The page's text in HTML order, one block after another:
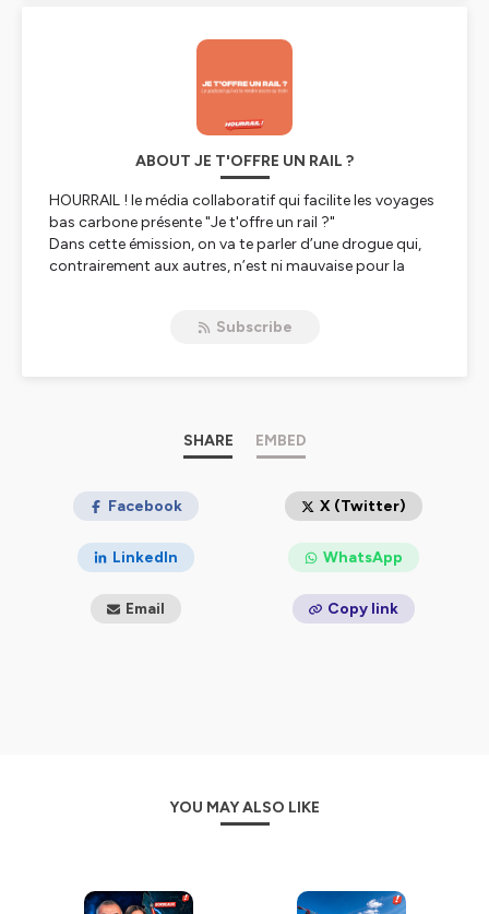
ABOUT JE T'OFFRE UN RAIL ?
HOURRAIL ! le média collaboratif qui facilite les voyages
bas carbone présente "Je t'offre un rail ?"
Dans cette émission, on va te parler d’une drogue qui,
contrairement aux autres, n’est ni mauvaise pour la
parler de son addiction au voyage en train.
pour plus d'informations.
Subscribe
SHARE EMBED
Facebook X (Twitter)
LinkedIn WhatsApp
Email Copy link
YOU MAY ALSO LIKE